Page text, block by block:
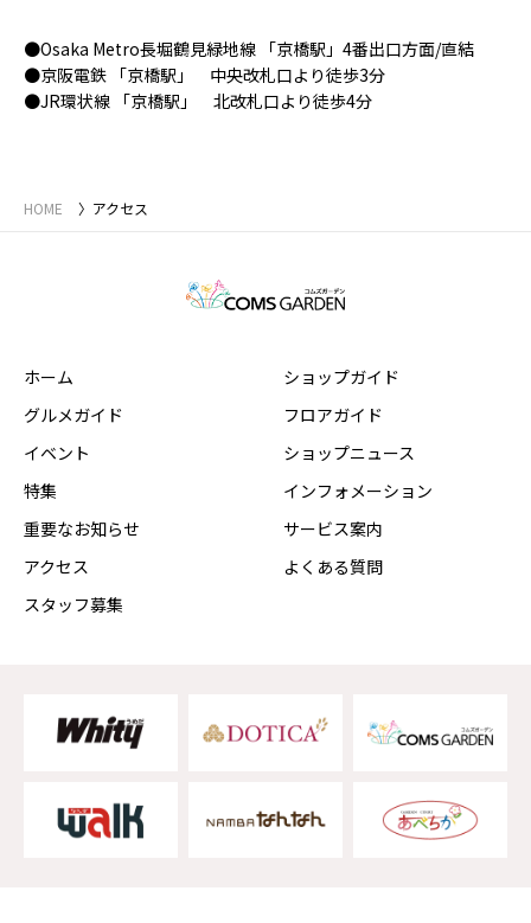
Osaka Metro長堀鶴見緑地線 「京橋駅」4番出口方面/直結
京阪電鉄 「京橋駅」 中央改札口より徒歩3分
JR環状線 「京橋駅」 北改札口より徒歩4分
HOME アクセス
ホーム
グルメガイド
イベント
特集
重要なお知らせ
アクセス
スタッフ募集
ショップガイド
フロアガイド
ショップニュース
インフォメーション
サービス案内
よくある質問